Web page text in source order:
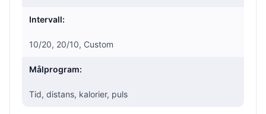
Intervall:
10/20, 20/10, Custom
Målprogram:
Tid, distans, kalorier, puls